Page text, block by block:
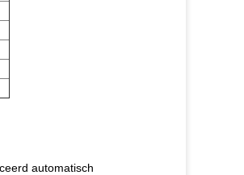
automatisch